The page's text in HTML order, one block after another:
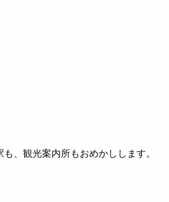
、観光案内所もおめかしします。